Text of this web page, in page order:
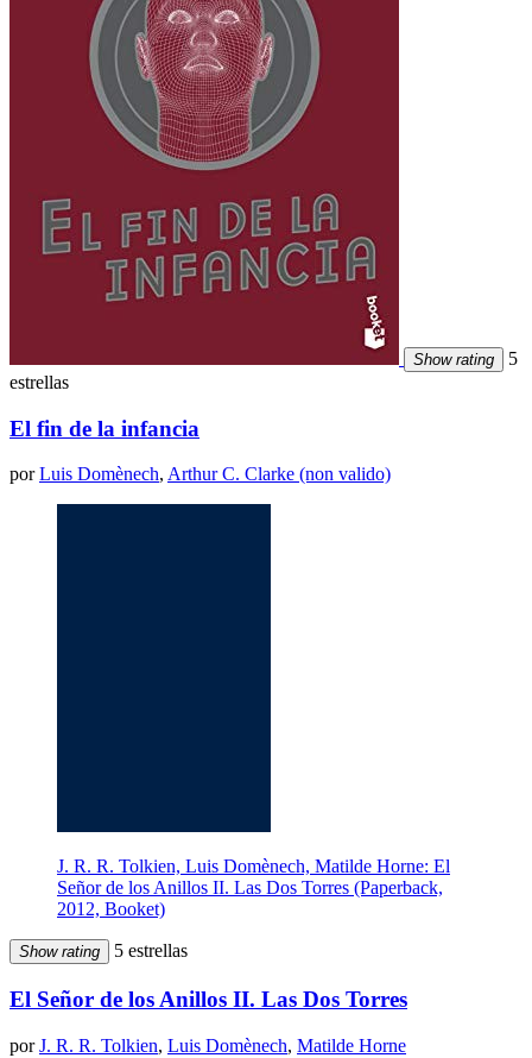
Show rating
5
estrellas
El fin de la infancia
porLuis Domènech, Arthur C. Clarke (non valido)
J. R. R. Tolkien, Luis Domènech, Matilde Horne: El
Señor de los Anillos II. Las Dos Torres (Paperback,
2012, Booket)
Show rating 5 estrellas
El Señor de los Anillos II. Las Dos Torres
porJ. R. R. Tolkien, Luis Domènech, Matilde Horne